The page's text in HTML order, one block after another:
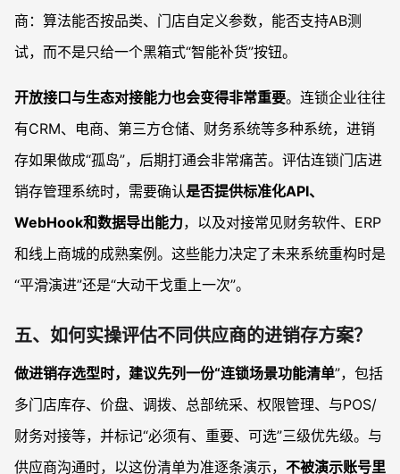
商：算法能否按品类、门店自定义参数，能否支持AB测
试，而不是只给一个黑箱式“智能补货”按钮。
开放接口与生态对接能力也会变得非常重要。连锁企业往往
有CRM、电商、第三方仓储、财务系统等多种系统，进销
存如果做成“孤岛”，后期打通会非常痛苦。评估连锁门店进
销存管理系统时，需要确认是否提供标准化API、
WebHook和数据导出能力，以及对接常见财务软件、ERP
和线上商城的成熟案例。这些能力决定了未来系统重构时是
“平滑演进”还是“大动干戈重上一次”。
五、如何实操评估不同供应商的进销存方案？
做进销存选型时，建议先列一份“连锁场景功能清单”，包括
多门店库存、价盘、调拨、总部统采、权限管理、与POS/
财务对接等，并标记“必须有、重要、可选”三级优先级。与
供应商沟通时，以这份清单为准逐条演示， 不被演示账号里